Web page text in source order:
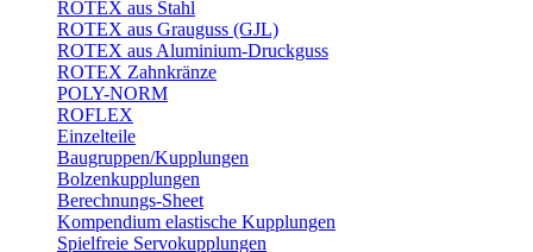
ROTEX aus Stahl
ROTEX aus Grauguss (GJL)
ROTEX aus Aluminium-Druckguss
ROTEX Zahnkränze
POLY-NORM
ROFLEX
Einzelteile
Baugruppen/Kupplungen
Bolzenkupplungen
Berechnungs-Sheet
Kompendium elastische Kupplungen
Spielfreie Servokupplungen